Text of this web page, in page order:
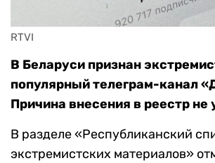
RTVI
В Беларуси признан
популярный телеграм-канал
Причина внесения в реестр не
В разделе «Республиканский
экстремистских материалов»